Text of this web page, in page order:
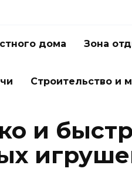
дома Зона
Строительство и
и